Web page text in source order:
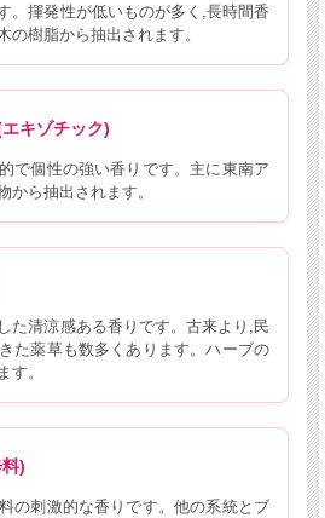
。揮発性が低いものが多く,長時間香
の樹脂から抽出されます。
キゾチック)
で個性の強い香りです。主に東南ア
から抽出されます。
た清涼感ある香りです。古来より,民
た薬草も数多くあります。ハーブの
す。
)
の刺激的な香りです。他の系統とブ